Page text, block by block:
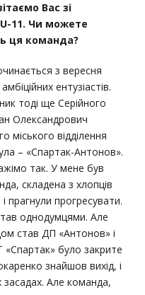
Вас зі
11. Чи можете
ця команда?
з вересня
ентузіастів.
тоді ще Серійного
Олександрович
міського відділення
– «Спартак-Антонов».
так. У мене був
складена з хлопців
прагнули прогресувати.
однодумцями. Але
став ДП «Антонов» і
було закрите
знайшов вихід, і
Але команда,